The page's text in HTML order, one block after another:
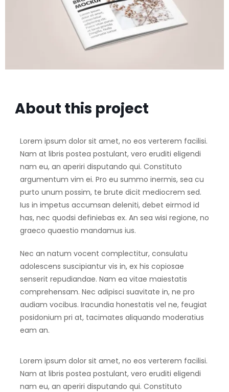
About this project
Lorem ipsum dolor sit amet, no eos verterem facilisi.
Nam at libris postea postulant, vero eruditi eligendi
nam eu, an aperiri disputando qui. Constituto
argumentum vim ei. Pro eu summo inermis, sea cu
purto unum possim, te brute dicit mediocrem sed.
Ius in impetus accumsan deleniti, debet eirmod id
has, nec quodsi definiebas ex. An sea wisi regione, no
graeco quaestio mandamus ius.
Nec an natum vocent complectitur, consulatu
adolescens suscipiantur vis in, ex his copiosae
senserit repudiandae. Nam ea vitae maiestatis
comprehensam. Nec adipisci suavitate in, ne pro
audiam vocibus. Iracundia honestatis vel ne, feugiat
posidonium pri at, tacimates aliquando moderatius
eam an.
Lorem ipsum dolor sit amet, no eos verterem facilisi.
Nam at libris postea postulant, vero eruditi eligendi
nam eu, an aperiri disputando qui. Constituto